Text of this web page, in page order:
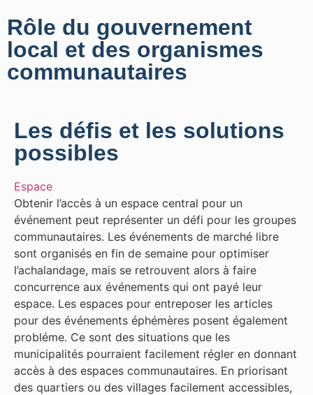
Rôle du gouvernement
local et des organismes
communautaires
Les défis et les solutions
possibles
Espace
Obtenir l’accès à un espace central pour un
événement peut représenter un défi pour les groupes
communautaires. Les événements de marché libre
sont organisés en fin de semaine pour optimiser
l’achalandage, mais se retrouvent alors à faire
concurrence aux événements qui ont payé leur
espace. Les espaces pour entreposer les articles
pour des événements éphémères posent également
probléme. Ce sont des situations que les
municipalités pourraient facilement régler en donnant
accès à des espaces communautaires. En priorisant
des quartiers ou des villages facilement accessibles,